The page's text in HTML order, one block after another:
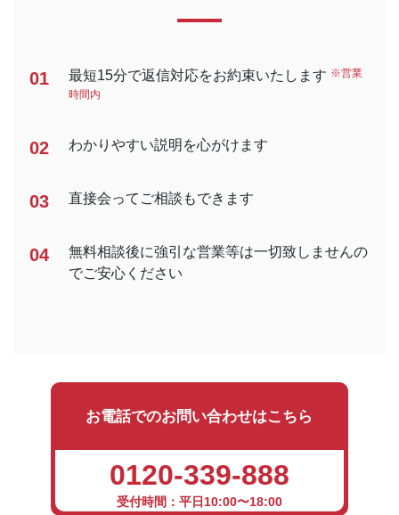
01 最短15分で返信対応をお約束いたします ※営業
時間内
02 わかりやすい説明を心がけます
03 直接会ってご相談もできます
04
無料相談後に強引な営業等は一切致しませんの
でご安心ください
お電話でのお問い合わせはこちら
0120-339-888
受付時間：平日10:00〜18:00